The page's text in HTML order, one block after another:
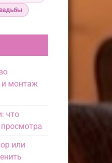
и монтаж
что
или